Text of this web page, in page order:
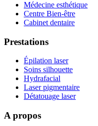
Médecine esthétique
Centre Bien-être
Cabinet dentaire
Prestations
Épilation laser
Soins silhouette
Hydrafacial
Laser pigmentaire
Détatouage laser
A propos